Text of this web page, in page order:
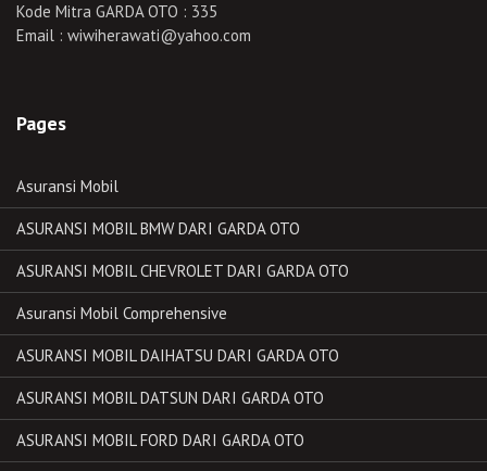
Kode Mitra GARDA OTO : 335
Email : wiwiherawati@yahoo.com
Pages
Asuransi Mobil
ASURANSI MOBIL BMW DARI GARDA OTO
ASURANSI MOBIL CHEVROLET DARI GARDA OTO
Asuransi Mobil Comprehensive
ASURANSI MOBIL DAIHATSU DARI GARDA OTO
ASURANSI MOBIL DATSUN DARI GARDA OTO
ASURANSI MOBIL FORD DARI GARDA OTO